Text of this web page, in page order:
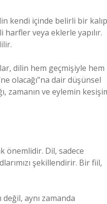
kendi içinde belirli bir kalıp
veya eklerle yapılır.
dilin hem geçmişiyle hem
olacağı”na dair düşünsel
zamanın ve eylemin
önemlidir. Dil, sadece
şekillendirir. Bir fiil,
aynı zamanda